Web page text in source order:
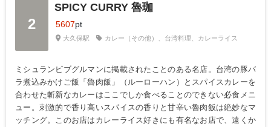
2
SPICY CURRY 魯珈
5607pt
大久保駅 カレー（その他）、台湾料理、カレーライス
ミシュランビブグルマンに掲載されたことのある名店。台湾の豚バ
ラ煮込みかけご飯「魯肉飯」（ルーローハン）とスパイスカレーを
合わせた斬新なカレーはここでしか食べることのできない必食メニ
ュー。刺激的で香り高いスパイスの香りと甘辛い魯肉飯は絶妙なマ
ッチング。このお店はカレーライス好きにも有名なお店で、遠くか